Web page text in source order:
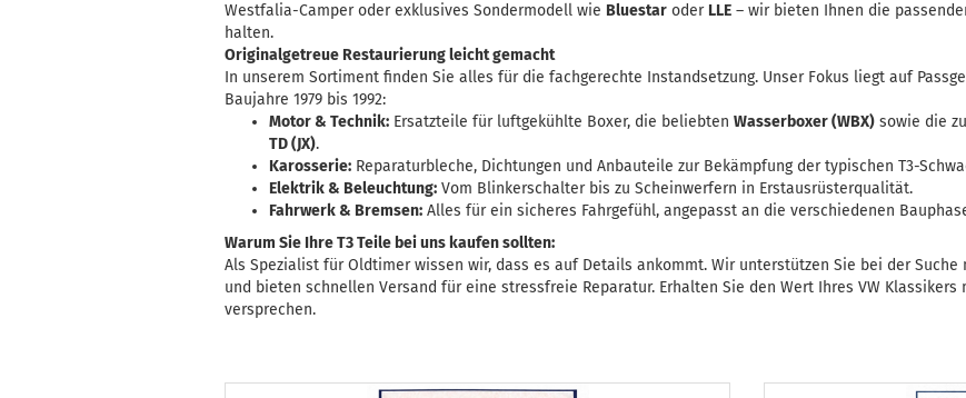
Westfalia-Camper oder exklusives Sondermodell wie Bluestar oder LLE – wir bieten Ihnen die
halten.
Originalgetreue Restaurierung leicht gemacht
In unserem Sortiment finden Sie alles für die fachgerechte Instandsetzung. Unser Fokus liegt auf
Baujahre 1979 bis 1992:
Motor & Technik: Ersatzteile für luftgekühlte Boxer, die beliebten Wasserboxer (WBX) sowie die
TD (JX).
Karosserie: Reparaturbleche, Dichtungen und Anbauteile zur Bekämpfung der typischen T3-
Elektrik & Beleuchtung: Vom Blinkerschalter bis zu Scheinwerfern in Erstausrüsterqualität.
Fahrwerk & Bremsen: Alles für ein sicheres Fahrgefühl, angepasst an die verschiedenen
Warum Sie Ihre T3 Teile bei uns kaufen sollten:
Als Spezialist für Oldtimer wissen wir, dass es auf Details ankommt. Wir unterstützen Sie bei der Suche
und bieten schnellen Versand für eine stressfreie Reparatur. Erhalten Sie den Wert Ihres VW
versprechen.